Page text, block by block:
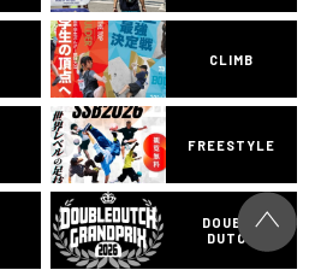
CLIMB
FREESTYLE
DOUBLE
DUTCH